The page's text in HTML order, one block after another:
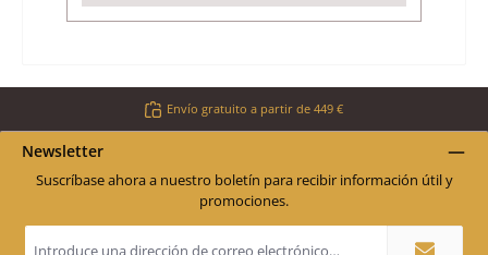
Envío gratuito a partir de 449 €
Newsletter
Suscríbase ahora a nuestro boletín para recibir información útil y
promociones.
de